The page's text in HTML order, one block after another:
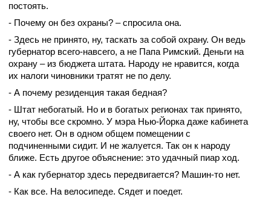
постоять.
- Почему он без охраны? – спросила она.
- Здесь не принято, ну, таскать за собой охрану. Он ведь
губернатор всего-навсего, а не Папа Римский. Деньги на
охрану – из бюджета штата. Народу не нравится, когда
их налоги чиновники тратят не по делу.
- А почему резиденция такая бедная?
- Штат небогатый. Но и в богатых регионах так принято,
ну, чтобы все скромно. У мэра Нью-Йорка даже кабинета
своего нет. Он в одном общем помещении с
подчиненными сидит. И не жалуется. Так он к народу
ближе. Есть другое объяснение: это удачный пиар ход.
- А как губернатор здесь передвигается? Машин-то нет.
- Как все. На велосипеде. Сядет и поедет.